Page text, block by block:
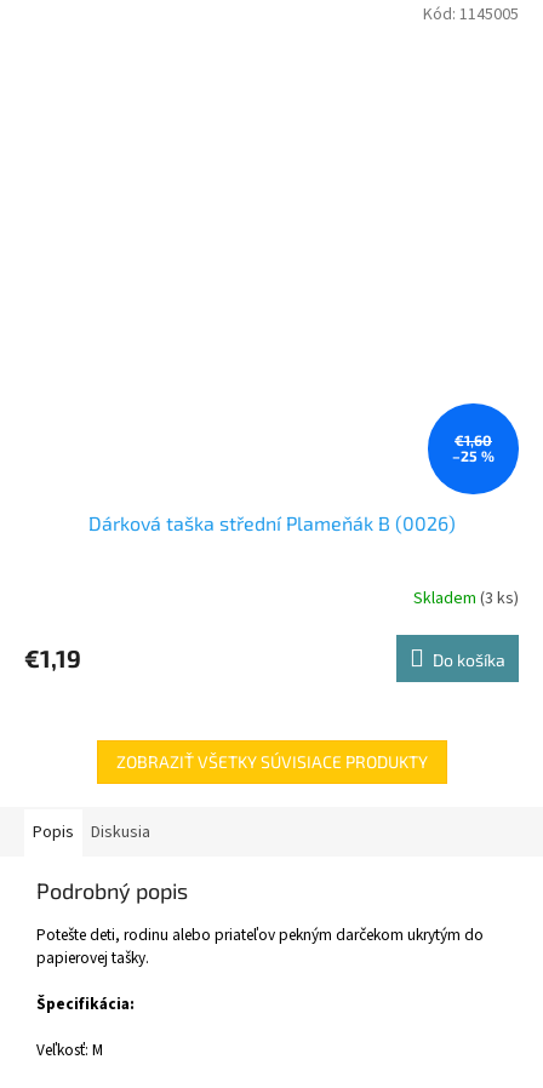
€1,60
–25 %
Dárková taška střední Plameňák B (0026)
Skladem (3 ks)
€1,19 Do košíka
Kód: 1145005
ZOBRAZIŤ VŠETKY SÚVISIACE PRODUKTY
Popis Diskusia
Podrobný popis
Potešte deti, rodinu alebo priateľov pekným darčekom ukrytým do
papierovej tašky.
Špecifikácia:
Veľkosť: M